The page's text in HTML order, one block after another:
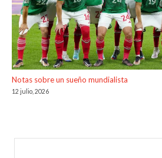
Notas sobre un sueño mundialista
12 julio, 2026